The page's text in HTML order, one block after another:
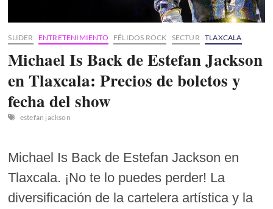
SLIDER ENTRETENIMIENTO FÉLIDOS ROCK SECTUR TLAXCALA
Michael Is Back de Estefan Jackson
en Tlaxcala: Precios de boletos y
fecha del show
estefan jackson
Michael Is Back de Estefan Jackson en
Tlaxcala. ¡No te lo puedes perder! La
diversificación de la cartelera artística y la